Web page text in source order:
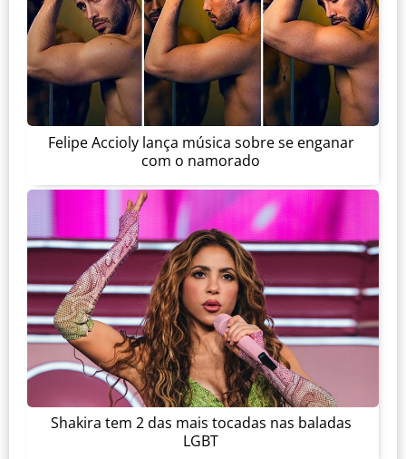
Felipe Accioly lança música sobre se enganar
com o namorado
Shakira tem 2 das mais tocadas nas baladas
LGBT